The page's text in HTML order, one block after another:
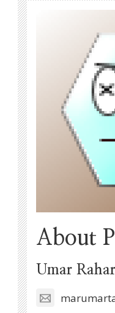
About
Umar